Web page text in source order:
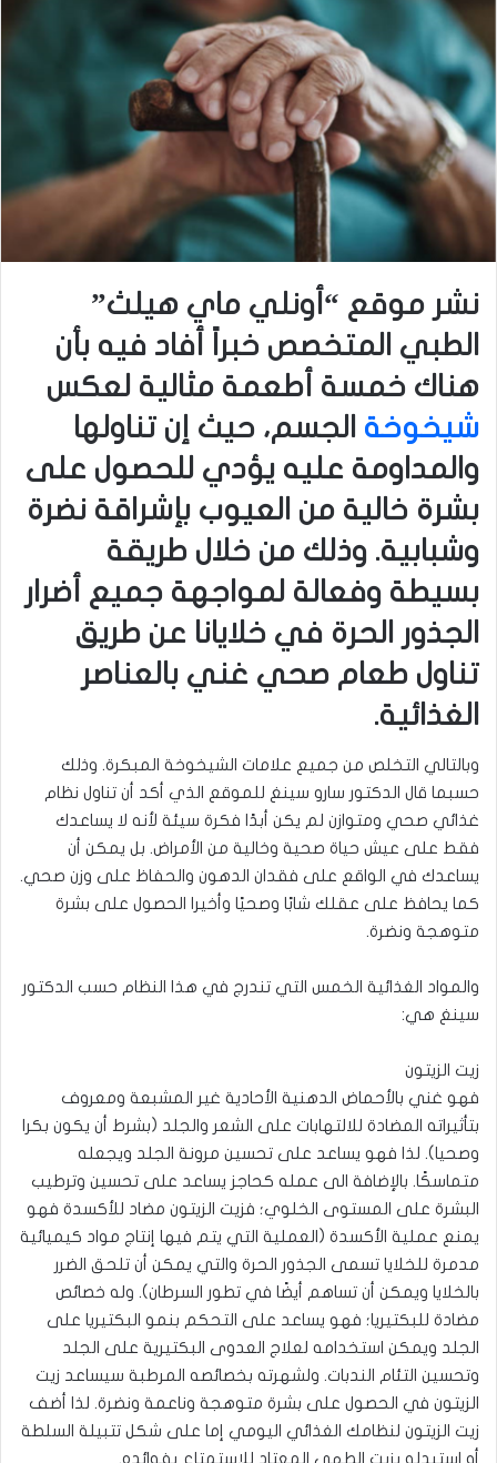
نشر موقع “أونلي ماي هيلث”
الطبي المتخصص خبراً أفاد فيه بأن
هناك خمسة أطعمة مثالية لعكس
شيخوخة الجسم، حيث إن تناولها
والمداومة عليه يؤدي للحصول على
بشرة خالية من العيوب بإشراقة نضرة
وشبابية. وذلك من خلال طريقة
بسيطة وفعالة لمواجهة جميع أضرار
الجذور الحرة في خلايانا عن طريق
تناول طعام صحي غني بالعناصر
الغذائية.
وبالتالي التخلص من جميع علامات الشيخوخة المبكرة. وذلك
حسبما قال الدكتور سارو سينغ للموقع الذي أكد أن تناول نظام
غذائي صحي ومتوازن لم يكن أبدًا فكرة سيئة لأنه لا يساعدك
فقط على عيش حياة صحية وخالية من الأمراض. بل يمكن أن
يساعدك في الواقع على فقدان الدهون والحفاظ على وزن صحي.
كما يحافظ على عقلك شابًا وصحيًا وأخيرا الحصول على بشرة
متوهجة ونضرة.
والمواد الغذائية الخمس التي تندرج في هذا النظام حسب الدكتور
سينغ هي:
زيت الزيتون
فهو غني بالأحماض الدهنية الأحادية غير المشبعة ومعروف
بتأثيراته المضادة للالتهابات على الشعر والجلد (بشرط أن يكون بكرا
وصحيا). لذا فهو يساعد على تحسين مرونة الجلد ويجعله
متماسكًا. بالإضافة الى عمله كحاجز يساعد على تحسين وترطيب
البشرة على المستوى الخلوي؛ فزيت الزيتون مضاد للأكسدة فهو
يمنع عملية الأكسدة (العملية التي يتم فيها إنتاج مواد كيميائية
مدمرة للخلايا تسمى الجذور الحرة والتي يمكن أن تلحق الضرر
بالخلايا ويمكن أن تساهم أيضًا في تطور السرطان). وله خصائص
مضادة للبكتيريا؛ فهو يساعد على التحكم بنمو البكتيريا على
الجلد ويمكن استخدامه لعلاج العدوى البكتيرية على الجلد
وتحسين التئام الندبات. ولشهرته بخصائصه المرطبة سيساعد زيت
الزيتون في الحصول على بشرة متوهجة وناعمة ونضرة. لذا أضف
زيت الزيتون لنظامك الغذائي اليومي إما على شكل تتبيلة السلطة
أو استبدله بزيت الطهي المعتاد للاستمتاع بفوائده.